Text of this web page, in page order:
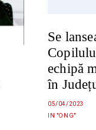
Se
echipă
în
05/04/2023
IN "ONG"